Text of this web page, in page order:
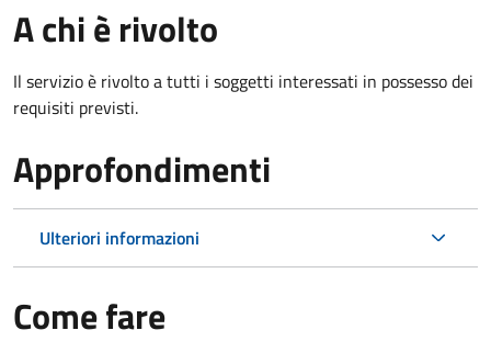
A chi è rivolto
Il servizio è rivolto a tutti i soggetti interessati in possesso dei
requisiti previsti.
Approfondimenti
Ulteriori informazioni
Come fare